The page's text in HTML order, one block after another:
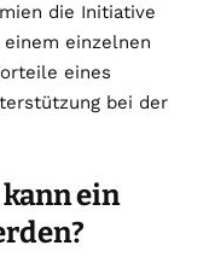
die Initiative
einzelnen
eines
bei der
ein